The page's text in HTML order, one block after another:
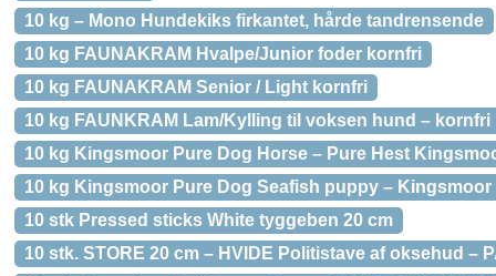
10 kg – Mono Hundekiks firkantet, hårde tandrensende
10 kg FAUNAKRAM Hvalpe/Junior foder kornfri
10 kg FAUNAKRAM Senior / Light kornfri
10 kg FAUNKRAM Lam/Kylling til voksen hund – kornfri
10 kg Kingsmoor Pure Dog Horse – Pure Hest
10 kg Kingsmoor Pure Dog Seafish puppy –
10 stk Pressed sticks White tyggeben 20 cm
10 stk. STORE 20 cm – HVIDE Politistave af oksehud –